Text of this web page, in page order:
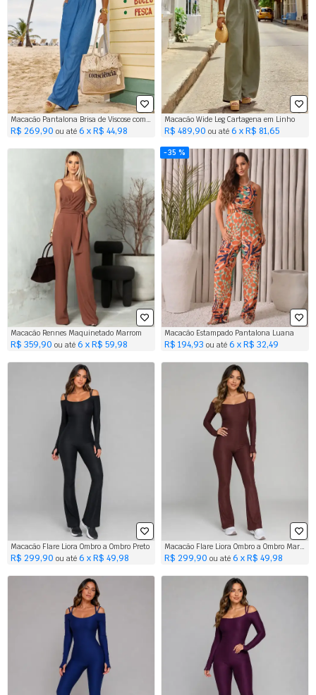
Macacão Pantalona Brisa de Viscose com Lastex
R$ 269,90 ou até 6 x R$ 44,98
Macacão Wide Leg Cartagena em Linho
R$ 489,90 ou até6 x R$ 81,65
Macacão Rennes Maquinetado Marrom
R$ 359,90 ou até 6 x R$ 59,98
35 %
Macacão Estampado Pantalona Luana
R$ 194,93 ou até6 x R$ 32,49
Macacão Flare Liora Ombro a Ombro Preto
R$ 299,90 ou até 6 x R$ 49,98
Macacão Flare Liora Ombro a Ombro Marrom
R$ 299,90 ou até6 x R$ 49,98